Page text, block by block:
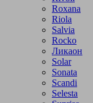
Roxana
Riola
Salvia
Rocko
Ликаон
Solar
Sonata
Scandi
Selesta